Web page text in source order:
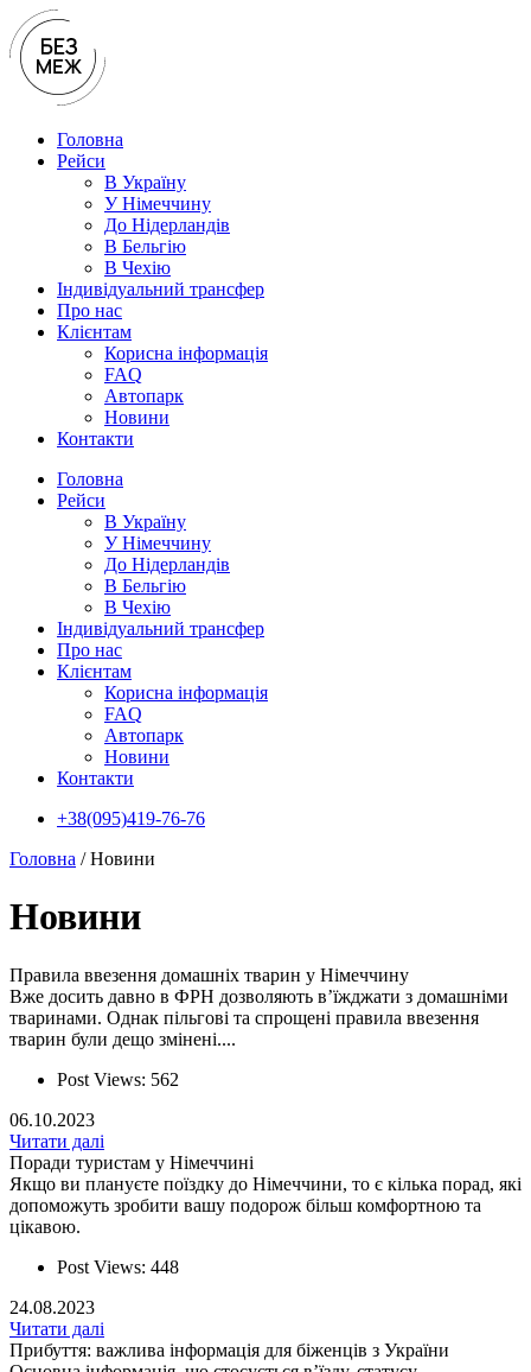
Перейти
до
вмісту
Головна
Рейси
В Україну
У Нiмеччину
До Нідерландів
В Бельгію
В Чехiю
Індивідуальний трансфер
Про нас
Клієнтам
Корисна інформація
FAQ
Автопарк
Новини
Контакти
Головна
Рейси
В Україну
У Нiмеччину
До Нідерландів
В Бельгію
В Чехiю
Індивідуальний трансфер
Про нас
Клієнтам
Корисна інформація
FAQ
Автопарк
Новини
Контакти
+38(095)419-76-76
Головна /Новини
Новини
Правила ввезення домашніх тварин у Німеччину
Вже досить давно в ФРН дозволяють в’їжджати з домашніми
тваринами. Однак пільгові та спрощені правила ввезення
тварин були дещо змінені....
Post Views: 562
06.10.2023
Читати далі
Поради туристам у Німеччині
Якщо ви плануєте поїздку до Німеччини, то є кілька порад, які
допоможуть зробити вашу подорож більш комфортною та
цікавою.
Post Views: 448
24.08.2023
Читати далі
Прибуття: важлива інформація для біженців з України